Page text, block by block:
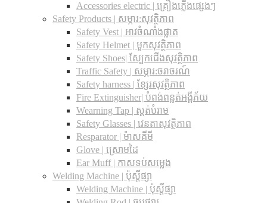
Accessories electric | គ្រឿងភ្លើងផ្សេងៗ
Safety Products | សម្ភារ:សុវត្ថិភាព
Safety Vest | អាវចំណាំងផ្លាត
Safety Helmet | មួកសុវត្ថិភាព
Safety Shoes| ស្បែកជើងសុវត្ថិភាព
Traffic Safety​ | សម្ភារ:ចរាចរណ៍
Safety harness | ខ្សែរសុវត្ថិភាព
Fire Extinguisher| បំពង់ពន្លត់អង្គីភ័យ
Wearning Tap | ស្គត់បំរាម
Safety Glasses | វេនតាសុវត្ថិភាព
Resparator | ម៉ាសគីមី
Glove | ស្រោមដៃ
Ear Muff | កាសទប់សម្លេង
Welding Machine | ប៉ុស្តិ៍ផ្សា
Welding Machine | ប៉ុស្តិ៍ផ្សា